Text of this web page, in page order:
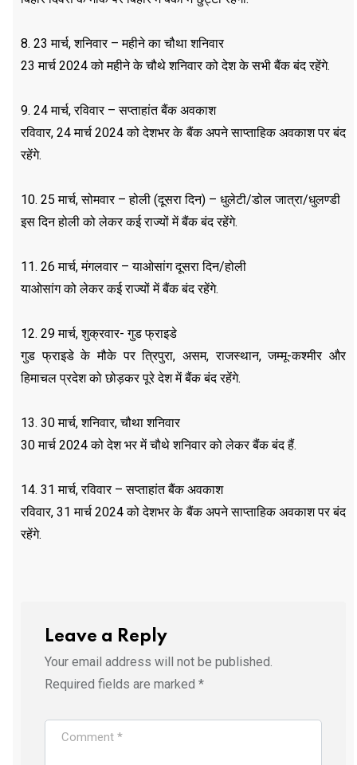
8. 23 मार्च, शनिवार – महीने का चौथा शनिवार
23 मार्च 2024 को महीने के चौथे शनिवार को देश के सभी बैंक बंद रहेंगे.
9. 24 मार्च, रविवार – सप्ताहांत बैंक अवकाश
रविवार, 24 मार्च 2024 को देशभर के बैंक अपने साप्ताहिक अवकाश पर बंद
रहेंगे.
10. 25 मार्च, सोमवार – होली (दूसरा दिन) – धुलेटी/डोल जात्रा/धुलण्डी
इस दिन होली को लेकर कई राज्यों में बैंक बंद रहेंगे.
11. 26 मार्च, मंगलवार – याओसांग दूसरा दिन/होली
याओसांग को लेकर कई राज्यों में बैंक बंद रहेंगे.
12. 29 मार्च, शुक्रवार- गुड फ्राइडे
गुड फ्राइडे के मौके पर त्रिपुरा, असम, राजस्थान, जम्मू-कश्मीर और
हिमाचल प्रदेश को छोड़कर पूरे देश में बैंक बंद रहेंगे.
13. 30 मार्च, शनिवार, चौथा शनिवार
30 मार्च 2024 को देश भर में चौथे शनिवार को लेकर बैंक बंद हैं.
14. 31 मार्च, रविवार – सप्ताहांत बैंक अवकाश
रविवार, 31 मार्च 2024 को देशभर के बैंक अपने साप्ताहिक अवकाश पर बंद
रहेंगे.
Leave a Reply
Your email address will not be published.
Required fields are marked *